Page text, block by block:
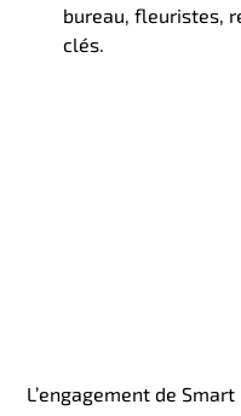
bureau, fleuristes,
clés.
L’engagement de